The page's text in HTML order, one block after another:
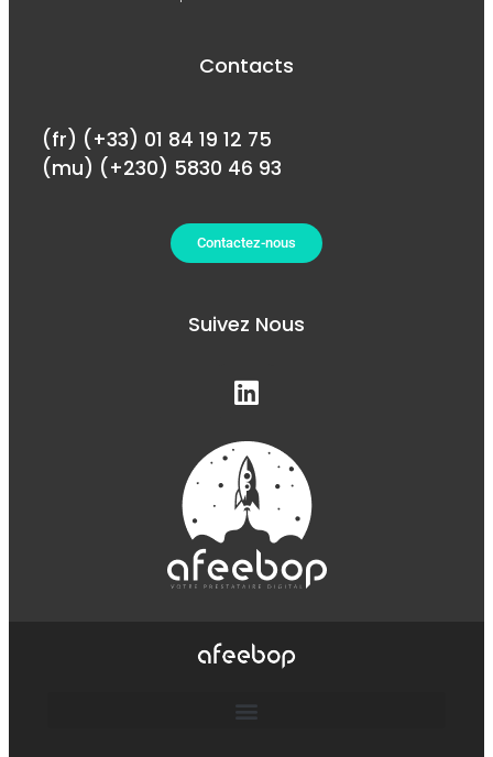
Contacts
(fr) (+33) 01 84 19 12 75
(mu) (+230) 5830 46 93
Contactez-nous
Suivez Nous